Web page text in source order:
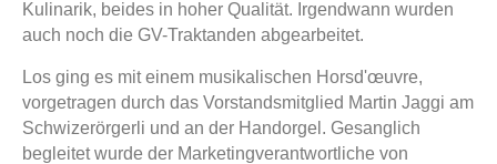
Kulinarik, beides in hoher Qualität. Irgendwann wurden
auch noch die GV-Traktanden abgearbeitet.
Los ging es mit einem musikalischen Horsd'œuvre,
vorgetragen durch das Vorstandsmitglied Martin Jaggi am
Schwizerörgerli und an der Handorgel. Gesanglich
begleitet wurde der Marketingverantwortliche von